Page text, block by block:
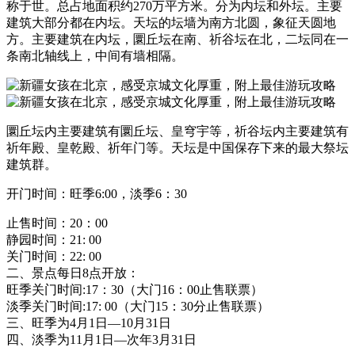
称于世。总占地面积约270万平方米。分为内坛和外坛。主要
建筑大部分都在内坛。天坛的坛墙为南方北圆，象征天圆地
方。主要建筑在内坛，圜丘坛在南、祈谷坛在北，二坛同在一
条南北轴线上，中间有墙相隔。
圜丘坛内主要建筑有圜丘坛、皇穹宇等，祈谷坛内主要建筑有
祈年殿、皇乾殿、祈年门等。天坛是中国保存下来的最大祭坛
建筑群。
开门时间：旺季6:00，淡季6：30
止售时间：20：00
静园时间：21: 00
关门时间：22: 00
二、景点每日8点开放：
旺季关门时间:17：30（大门16：00止售联票）
淡季关门时间:17: 00（大门15：30分止售联票）
三、旺季为4月1日—10月31日
四、淡季为11月1日—次年3月31日